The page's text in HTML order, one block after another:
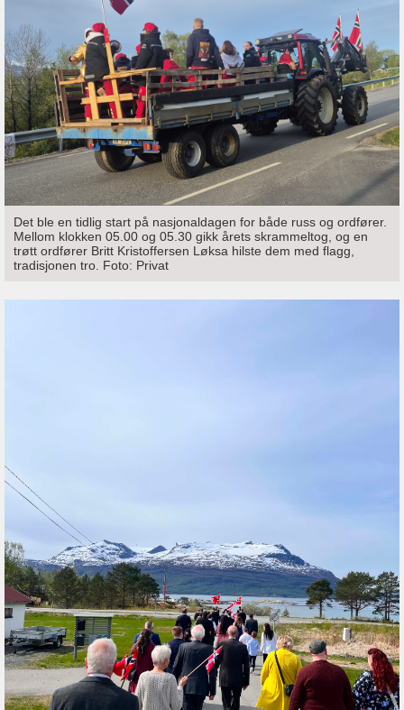
Det ble en tidlig start på nasjonaldagen for både russ og ordfører.
Mellom klokken 05.00 og 05.30 gikk årets skrammeltog, og en
trøtt ordfører Britt Kristoffersen Løksa hilste dem med flagg,
tradisjonen tro. Foto: Privat